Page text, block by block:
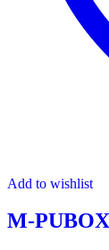
Add to wishlist
M-